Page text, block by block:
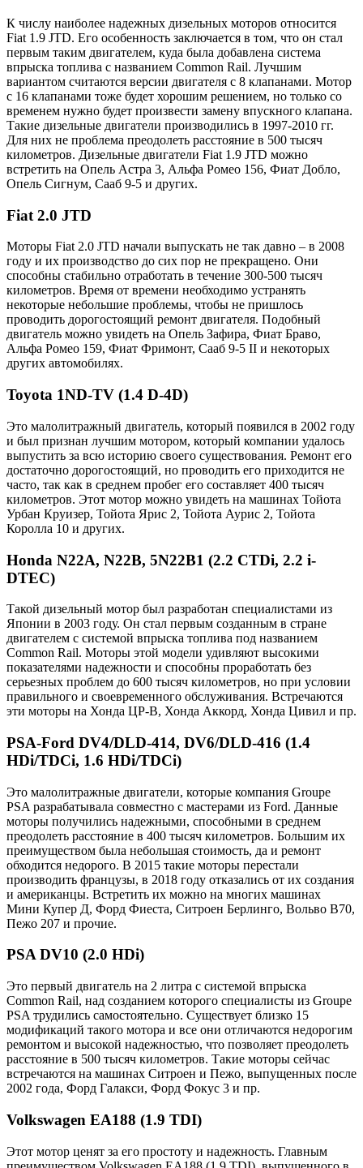
К числу наиболее надежных дизельных моторов относится
Fiat 1.9 JTD. Его особенность заключается в том, что он стал
первым таким двигателем, куда была добавлена система
впрыска топлива с названием Common Rail. Лучшим
вариантом считаются версии двигателя с 8 клапанами. Мотор
с 16 клапанами тоже будет хорошим решением, но только со
временем нужно будет произвести замену впускного клапана.
Такие дизельные двигатели производились в 1997-2010 гг.
Для них не проблема преодолеть расстояние в 500 тысяч
километров. Дизельные двигатели Fiat 1.9 JTD можно
встретить на Опель Астра 3, Альфа Ромео 156, Фиат Добло,
Опель Сигнум, Сааб 9-5 и других.
Fiat 2.0 JTD
Моторы Fiat 2.0 JTD начали выпускать не так давно – в 2008
году и их производство до сих пор не прекращено. Они
способны стабильно отработать в течение 300-500 тысяч
километров. Время от времени необходимо устранять
некоторые небольшие проблемы, чтобы не пришлось
проводить дорогостоящий ремонт двигателя. Подобный
двигатель можно увидеть на Опель Зафира, Фиат Браво,
Альфа Ромео 159, Фиат Фримонт, Сааб 9-5 II и некоторых
других автомобилях.
Toyota 1ND-TV (1.4 D-4D)
Это малолитражный двигатель, который появился в 2002 году
и был признан лучшим мотором, который компании удалось
выпустить за всю историю своего существования. Ремонт его
достаточно дорогостоящий, но проводить его приходится не
часто, так как в среднем пробег его составляет 400 тысяч
километров. Этот мотор можно увидеть на машинах Тойота
Урбан Круизер, Тойота Ярис 2, Тойота Аурис 2, Тойота
Королла 10 и других.
Honda N22A, N22B, 5N22B1 (2.2 CTDi, 2.2 i-
DTEC)
Такой дизельный мотор был разработан специалистами из
Японии в 2003 году. Он стал первым созданным в стране
двигателем с системой впрыска топлива под названием
Common Rail. Моторы этой модели удивляют высокими
показателями надежности и способны проработать без
серьезных проблем до 600 тысяч километров, но при условии
правильного и своевременного обслуживания. Встречаются
эти моторы на Хонда ЦР-В, Хонда Аккорд, Хонда Цивил и пр.
PSA-Ford DV4/DLD-414, DV6/DLD-416 (1.4
HDi/TDCi, 1.6 HDi/TDCi)
Это малолитражные двигатели, которые компания Groupe
PSA разрабатывала совместно с мастерами из Ford. Данные
моторы получились надежными, способными в среднем
преодолеть расстояние в 400 тысяч километров. Большим их
преимуществом была небольшая стоимость, да и ремонт
обходится недорого. В 2015 такие моторы перестали
производить французы, в 2018 году отказались от их создания
и американцы. Встретить их можно на многих машинах
Мини Купер Д, Форд Фиеста, Ситроен Берлинго, Вольво В70,
Пежо 207 и прочие.
PSA DV10 (2.0 HDi)
Это первый двигатель на 2 литра с системой впрыска
Common Rail, над созданием которого специалисты из Groupe
PSA трудились самостоятельно. Существует близко 15
модификаций такого мотора и все они отличаются недорогим
ремонтом и высокой надежностью, что позволяет преодолеть
расстояние в 500 тысяч километров. Такие моторы сейчас
встречаются на машинах Ситроен и Пежо, выпущенных после
2002 года, Форд Галакси, Форд Фокус 3 и пр.
Volkswagen EA188 (1.9 TDI)
Этот мотор ценят за его простоту и надежность. Главным